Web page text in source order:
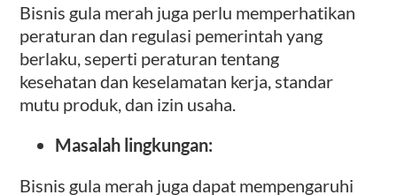
Bisnis gula merah juga perlu memperhatikan
peraturan dan regulasi pemerintah yang
berlaku, seperti peraturan tentang
kesehatan dan keselamatan kerja, standar
mutu produk, dan izin usaha.
Masalah lingkungan:
Bisnis gula merah juga dapat mempengaruhi